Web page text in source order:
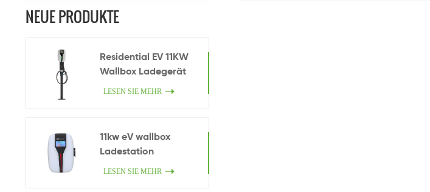
NEUE PRODUKTE
Residential EV 11KW
Wallbox Ladegerät
LESEN SIE MEHR
11kw eV wallbox
Ladestation
LESEN SIE MEHR